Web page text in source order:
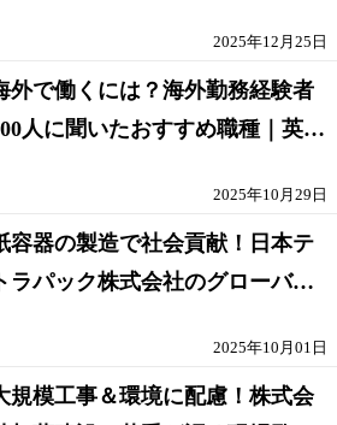
2025年12月25日
外で働くには？海外勤務経験者
人に聞いたおすすめ職種｜英語
2025年10月29日
容器の製造で社会貢献！日本テ
ラパック株式会社のグローバル
2025年10月01日
規模工事＆環境に配慮！株式会